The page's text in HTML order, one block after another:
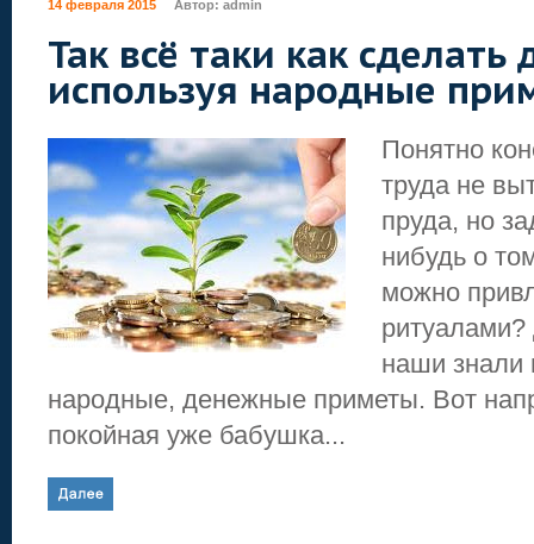
14 февраля 2015 Автор: admin
Так всё таки как сделать
используя народные
Понятно
труда не
пруда, но
нибудь о
можно
наши знали
народные, денежные приметы. Вот
покойная уже бабушка...